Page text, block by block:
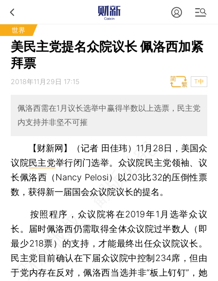
世界
美民主党提名众院议长 佩洛西加紧
拜票
2018年11月29日 17:15 T中
佩洛西需在1月议长选举中赢得半数以上选票，民主党
内支持并非坚不可摧
【财新网】（记者 田佳玮） 11月28日，美国众
议院民主党举行闭门选举。众议院民主党领袖、议
长佩洛西（Nancy Pelosi）以203比32的压倒性票
数，获得新一届国会众议院议长的提名。
按照程序，众议院将在2019年1月选举众议
长。届时佩洛西仍需取得全体众议院过半数人（即
最少218票）的支持，才能最终出任众议院议长。
民主党目前确认在下届众议院中控制234席，但由
于党内存在反对，佩洛西当选并非“板上钉钉”，她